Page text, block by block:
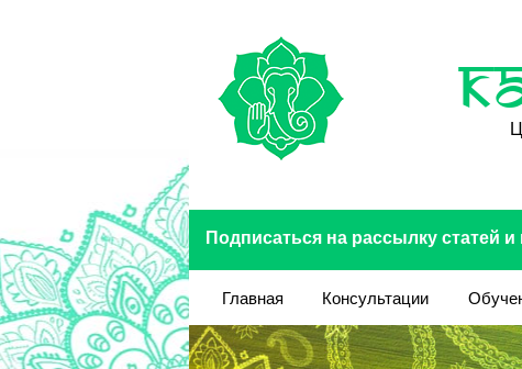
Подписаться на рассылку статей
Главная Консультации